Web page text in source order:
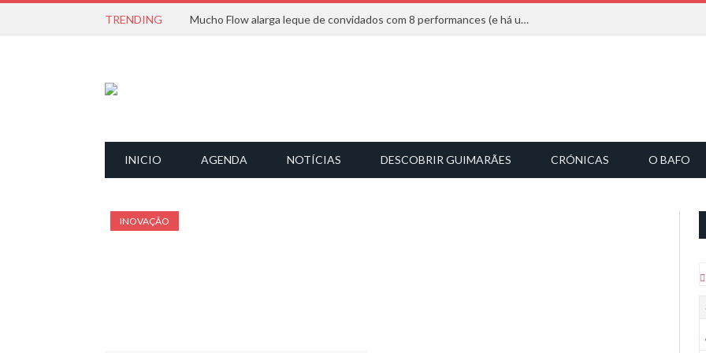
TRENDING Mucho Flow alarga leque de convidados com 8 performances (e há uma saída)
INICIO AGENDA NOTÍCIAS DESCOBRIR GUIMARÃES CRÓNICAS O BAFO
INOVAÇÃO